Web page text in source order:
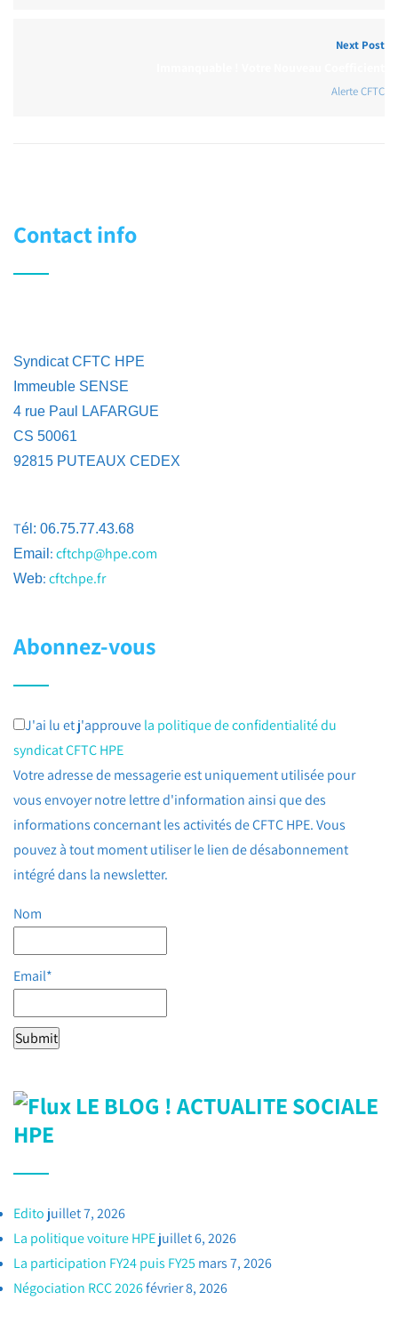
Next Post
Alerte CFTC
Contact info
Syndicat CFTC HPE
Immeuble SENSE
4 rue Paul LAFARGUE
CS 50061
92815 PUTEAUX CEDEX
Tél: 06.75.77.43.68
Email :cftchp@hpe.com
Web:cftchpe.fr
Abonnez-vous
J'ai lu et j'approuvela politique de confidentialité du
syndicat CFTC HPE
Votre adresse de messagerie est uniquement utilisée pour
vous envoyer notre lettre d'information ainsi que des
informations concernant les activités de CFTC HPE. Vous
pouvez à tout moment utiliser le lien de désabonnement
intégré dans la newsletter.
Nom
Email*
LE BLOG ! ACTUALITE SOCIALE
HPE
Edito juillet 7, 2026
La politique voiture HPEjuillet 6, 2026
La participation FY24 puis FY25 mars 7, 2026
Négociation RCC 2026février 8, 2026